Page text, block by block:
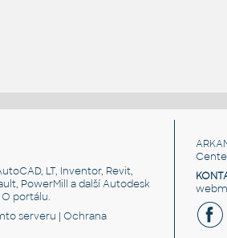
LT, Inventor, Revit,
PowerMill a další Autodesk
O portálu.
serveru |Ochrana